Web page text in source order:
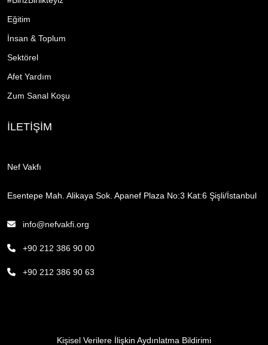
Eğitim
İnsan & Toplum
Sektörel
Afet Yardım
Zum Sanal Koşu
İLETİŞİM
Nef Vakfı
Esentepe Mah. Alikaya Sok. Apanef Plaza No:3 Kat:6 Şişli/İstanbul
info@nefvakfi.org
+90 212 386 90 00
+90 212 386 90 63
Kişisel Verilere İlişkin Aydınlatma Bildirimi